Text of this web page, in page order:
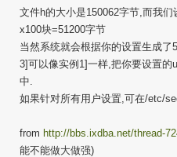
文件h的大小是150062字节,而我
x100块=51200字节
当然系统就会根据你的设置生成了
3]可以像实例1]一样,把你要设置
中.
如果针对所有用户设置,可在/etc/
from http://bbs.ixdba.net/thread-
能不能做大做强)